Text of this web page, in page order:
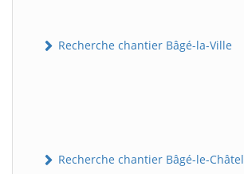
Recherche chantier Bâgé-la-Ville
Recherche chantier Bâgé-le-Châtel